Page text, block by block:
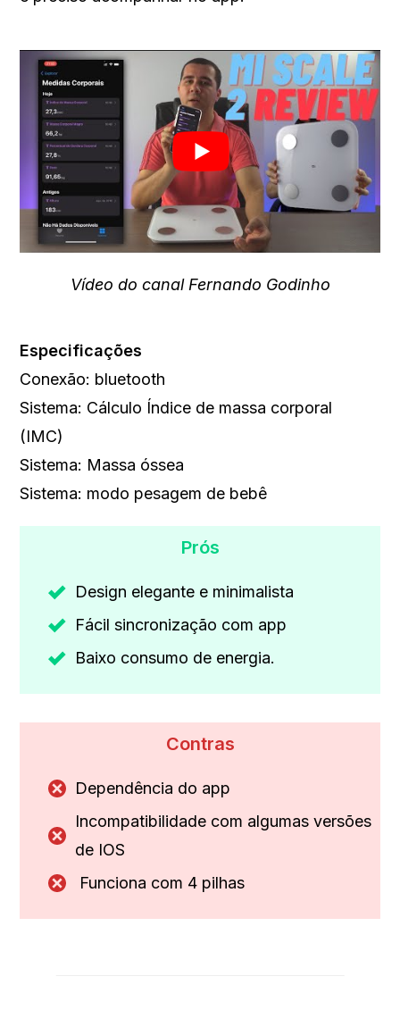
Vídeo do canal Fernando Godinho
Especificações
Conexão: bluetooth
Sistema: Cálculo Índice de massa corporal
(IMC)
Sistema: Massa óssea
Sistema: modo pesagem de bebê
Prós
Design elegante e minimalista
Fácil sincronização com app
Baixo consumo de energia.
Contras
Dependência do app
Incompatibilidade com algumas versões
de IOS
Funciona com 4 pilhas